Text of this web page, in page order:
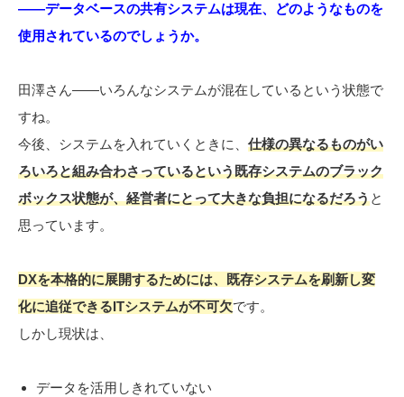
――データベースの共有システムは現在、どのようなものを
使用されているのでしょうか。
田澤さん――いろんなシステムが混在しているという状態で
すね。
今後、システムを入れていくときに、 仕様の異なるものがい
ろいろと組み合わさっているという既存システムのブラック
ボックス状態が、経営者にとって大きな負担になるだろうと
思っています。
DXを本格的に展開するためには、既存システムを刷新し変
化に追従できるITシステムが不可欠です。
しかし現状は、
データを活用しきれていない